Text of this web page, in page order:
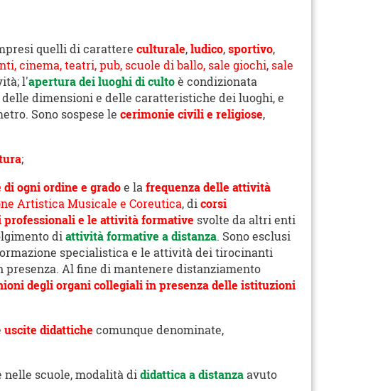
quelli di carattere culturale, ludico, sportivo,
cinema, teatri, pub, scuole di ballo, sale giochi, sale
l'apertura dei luoghi di culto è condizionata
dimensioni e delle caratteristiche dei luoghi, e
Sono sospese le cerimonie civili e religiose,
;
ogni ordine e grado e la frequenza delle attività
Artistica Musicale e Coreutica, di corsi
professionali e le attività formative svolte da altri enti
di attività formative a distanza. Sono esclusi
specialistica e le attività dei tirocinanti
Al fine di mantenere distanziamento
degli organi collegiali in presenza delle istituzioni
uscite didattiche comunque denominate,
scuole, modalità di didattica a distanza avuto